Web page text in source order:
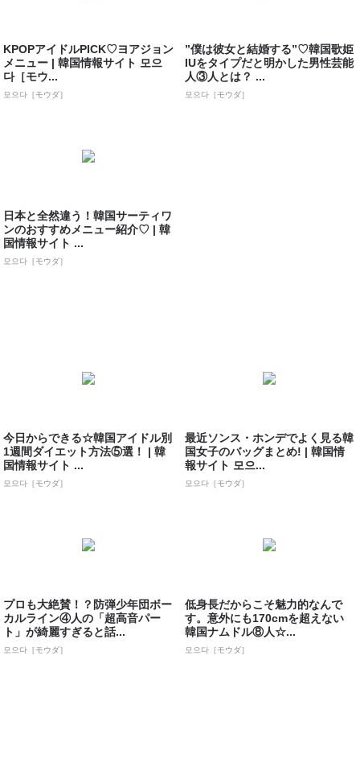
KPOPアイドルPICK♡ヨアジョン
メニュー | 韓国情報サイト 모으
다［モウ...
모으다［モウダ］
”僕は彼女と結婚する”♡韓国歌姫
IUをタイプだと明かした男性芸能
人③人とは？ ...
모으다［モウダ］
日本と全然違う！韓国サーティワ
ンのおすすめメニュー紹介♡ | 韓
国情報サイト ...
모으다［モウダ］
今日からできる☆韓国アイドル別
1週間ダイエット方法⑤選！ | 韓
国情報サイト ...
모으다［モウダ］
最近ソンス・ホンデでよく見る韓
国女子のバッグまとめ! | 韓国情
報サイト 모으...
모으다［モウダ］
プロも大絶賛！？防弾少年団ボー
カルライン④人の「超高音パー
ト」が綺麗すぎると話...
모으다［モウダ］
低身長だからこそ魅力的なんで
す。意外にも170cmを超えない
韓国ナムドル⑧人☆...
모으다［モウダ］